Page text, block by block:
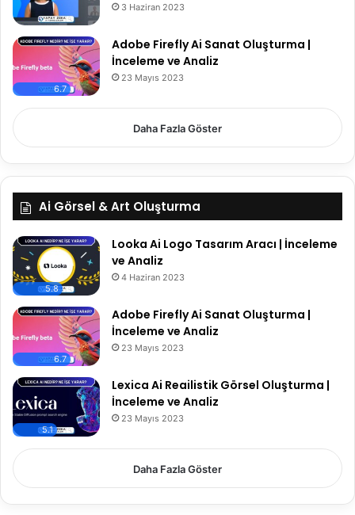
3 Haziran 2023
6.7
Adobe Firefly Ai Sanat Oluşturma |
İnceleme ve Analiz
23 Mayıs 2023
Daha Fazla Göster
Ai Görsel & Art Oluşturma
5.8
Looka Ai Logo Tasarım Aracı | İnceleme
ve Analiz
4 Haziran 2023
6.7
Adobe Firefly Ai Sanat Oluşturma |
İnceleme ve Analiz
23 Mayıs 2023
5.1
Lexica Ai Reailistik Görsel Oluşturma |
İnceleme ve Analiz
23 Mayıs 2023
Daha Fazla Göster